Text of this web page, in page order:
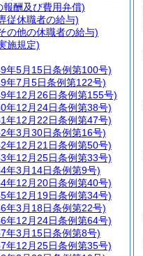
報酬及び費用弁償)
従休職者の給与)
の他の休職者の給与)
施規定)
年5月15日条例第100号)
年7月5日条例第122号)
年12月26日条例第155号)
年12月24日条例第38号)
年12月22日条例第47号)
年3月30日条例第16号)
年12月21日条例第50号)
年12月25日条例第33号)
年3月14日条例第9号)
年12月20日条例第40号)
年12月19日条例第34号)
年3月18日条例第22号)
年12月24日条例第64号)
年3月15日条例第8号)
年12月25日条例第35号)